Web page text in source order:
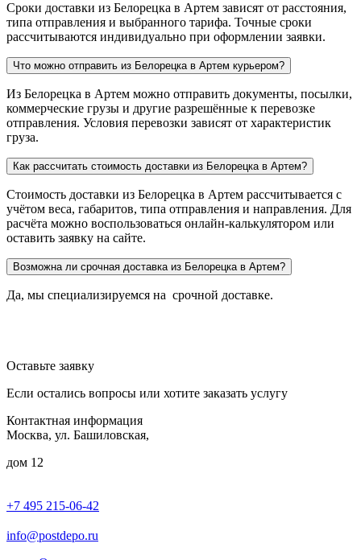
Сроки доставки из Белорецка в Артем зависят от расстояния,
типа отправления и выбранного тарифа. Точные сроки
рассчитываются индивидуально при оформлении заявки.
Что можно отправить из Белорецка в Артем курьером?
Из Белорецка в Артем можно отправить документы, посылки,
коммерческие грузы и другие разрешённые к перевозке
отправления. Условия перевозки зависят от характеристик
груза.
Как рассчитать стоимость доставки из Белорецка в Артем?
Стоимость доставки из Белорецка в Артем рассчитывается с
учётом веса, габаритов, типа отправления и направления. Для
расчёта можно воспользоваться онлайн-калькулятором или
оставить заявку на сайте.
Возможна ли срочная доставка из Белорецка в Артем?
Да, мы специализируемся на срочной доставке.
Оставьте заявку
Если остались вопросы или хотите заказать услугу
Контактная информация
Москва, ул. Башиловская,
дом 12
+7 495 215-06-42
info@postdepo.ru